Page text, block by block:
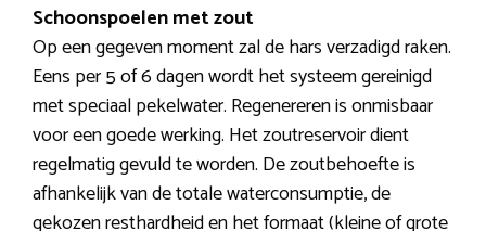
Schoonspoelen met zout
Op een gegeven moment zal de hars verzadigd raken.
Eens per 5 of 6 dagen wordt het systeem gereinigd
met speciaal pekelwater. Regenereren is onmisbaar
voor een goede werking. Het zoutreservoir dient
regelmatig gevuld te worden. De zoutbehoefte is
afhankelijk van de totale waterconsumptie, de
gekozen resthardheid en het formaat (kleine of grote